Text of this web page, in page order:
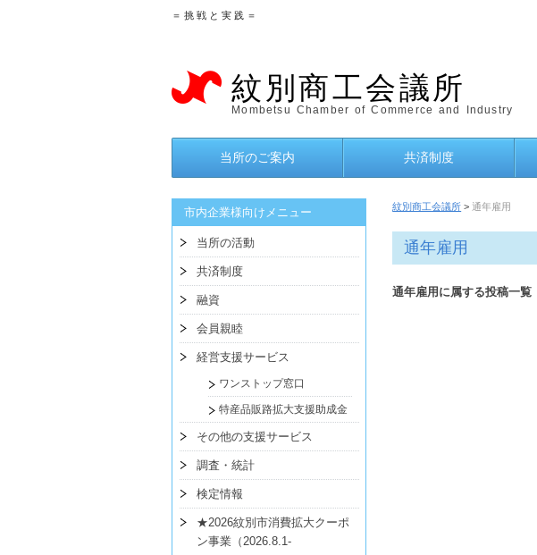
＝ 挑 戦 と 実 践 ＝
紋別商工会議所
Mombetsu Chamber of Commerce and Industry
当所のご案内 共済制度
市内企業様向けメニュー
当所の活動
共済制度
融資
会員親睦
経営支援サービス
ワンストップ窓口
特産品販路拡大支援助成金
その他の支援サービス
調査・統計
検定情報
★2026紋別市消費拡大クーポ
ン事業（2026.8.1-
紋別商工会議所 > 通年雇用
通年雇用
通年雇用に属する投稿一覧